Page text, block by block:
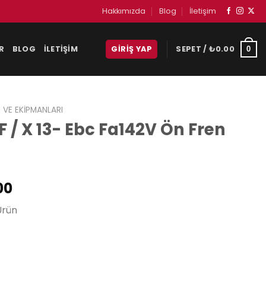
Hakkımızda Blog İletişim
BLOG İLETIŞIM GIRIŞ YAP SEPET / ₺0.00 0
VE EKIPMANLARI
X 13- Ebc Fa142V Ön Fren
Şu
fiyat: